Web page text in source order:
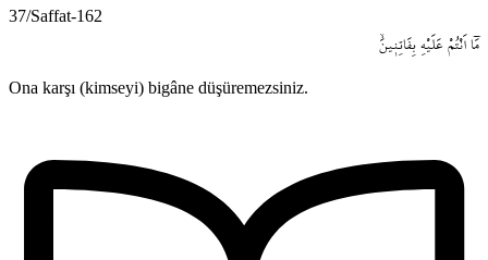
37/Saffat-162
مَٓا اَنْتُمْ عَلَيْهِ بِفَاتِن۪ينَۙ
Ona karşı (kimseyi) bigâne düşüremezsiniz.